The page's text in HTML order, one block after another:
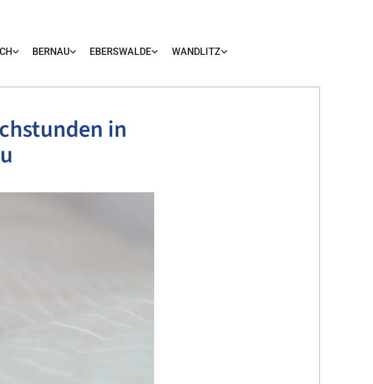
BERNAU EBERSWALDE WANDLITZ
in